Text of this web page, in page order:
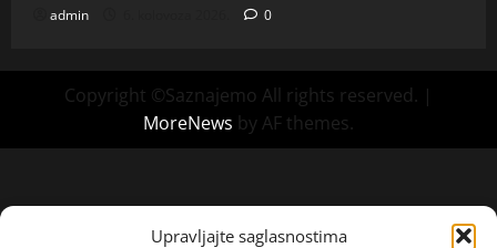
Upravljajte saglasnostima
admin 0
Copyright ©Saznajemo All rights reserved. |
MoreNews by AF themes.